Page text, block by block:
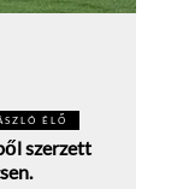
ÉLŐ
szerzett